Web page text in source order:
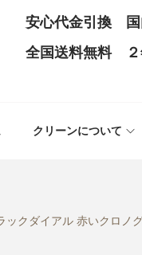
安心代金引換 国
全国送料無料 ２
クリーンについて
ックダイアル 赤いク